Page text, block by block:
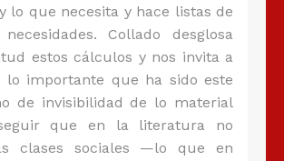
lo que necesita y hace listas de
Collado desglosa
estos cálculos y nos invita a
lo importante que ha sido este
de invisibilidad de lo material
que en la literatura no
clases sociales —lo que en